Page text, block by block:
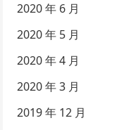
2020 年 6 月
2020 年 5 月
2020 年 4 月
2020 年 3 月
2019 年 12 月